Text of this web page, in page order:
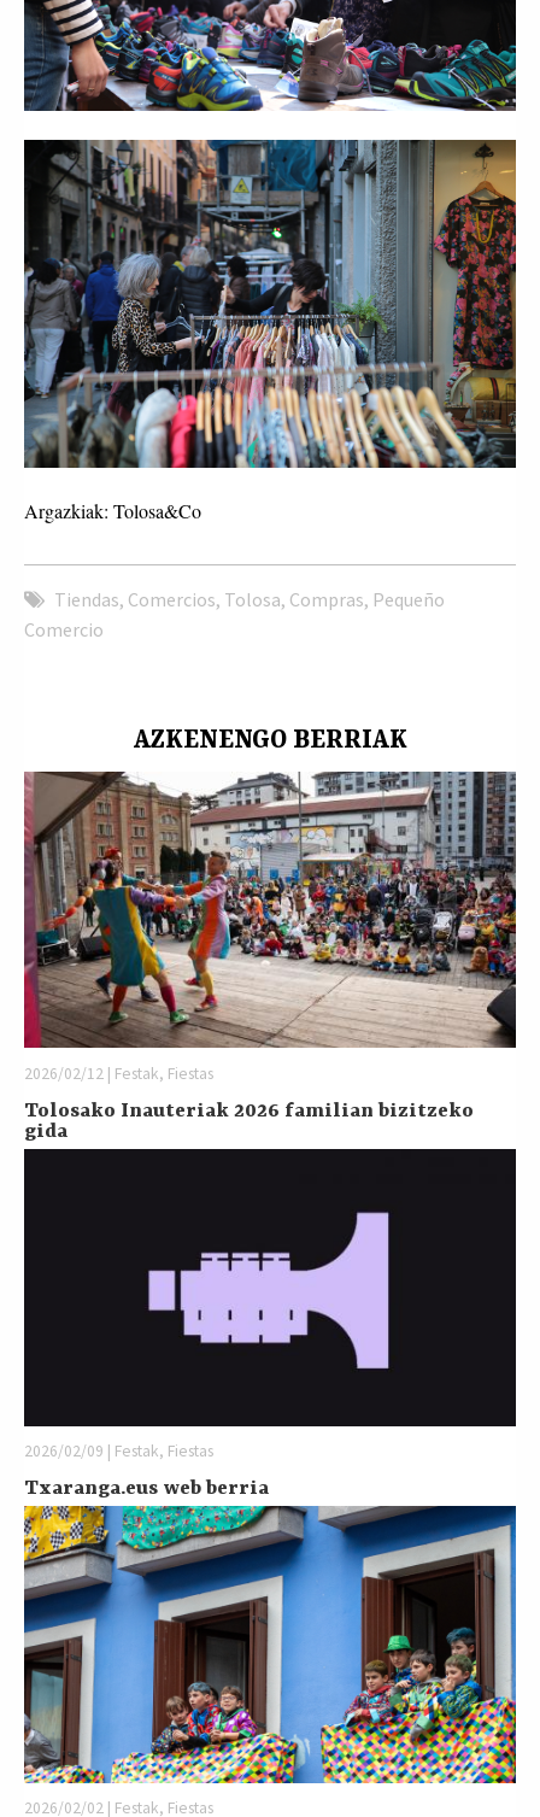
Argazkiak: Tolosa&Co
Tiendas, Comercios, Tolosa, Compras, Pequeño
Comercio
AZKENENGO BERRIAK
2026/02/12 | Festak, Fiestas
Tolosako Inauteriak 2026 familian bizitzeko
gida
2026/02/09 | Festak, Fiestas
Txaranga.eus web berria
2026/02/02 | Festak, Fiestas